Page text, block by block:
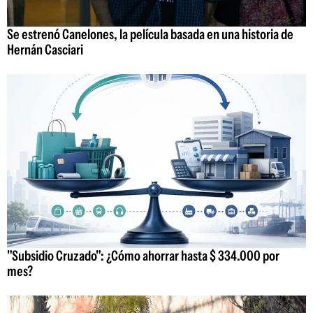
Se estrenó Canelones, la película basada en una historia de
Hernán Casciari
"Subsidio Cruzado": ¿Cómo ahorrar hasta $ 334.000 por
mes?